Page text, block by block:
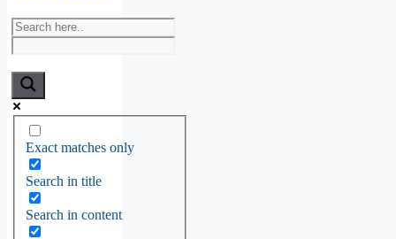
Exact matches only
Search in title
Search in content